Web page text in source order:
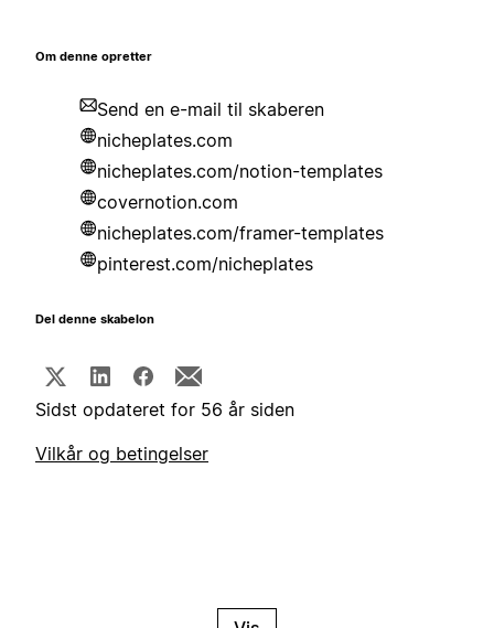
Om denne opretter
Send en e-mail til skaberen
nicheplates.com
nicheplates.com/notion-templates
covernotion.com
nicheplates.com/framer-templates
pinterest.com/nicheplates
Del denne skabelon
Sidst opdateret for 56 år siden
Vilkår og betingelser